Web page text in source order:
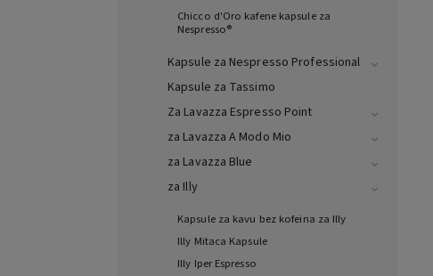
Chicco d'Oro kafene kapsule za
Nespresso®
Kapsule za Nespresso Professional
Kapsule za Tassimo
Za Lavazza Espresso Point
za Lavazza A Modo Mio
za Lavazza Blue
za Illy
Kapsule za kavu bez kofeina za Illy
Illy Mitaca Kapsule
Illy Iper Espresso